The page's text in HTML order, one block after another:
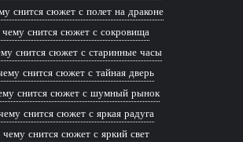
снится сюжет с полет на драконе
снится сюжет с сокровища
снится сюжет с старинные часы
снится сюжет с тайная дверь
снится сюжет с шумный рынок
снится сюжет с яркая радуга
снится сюжет с яркий свет